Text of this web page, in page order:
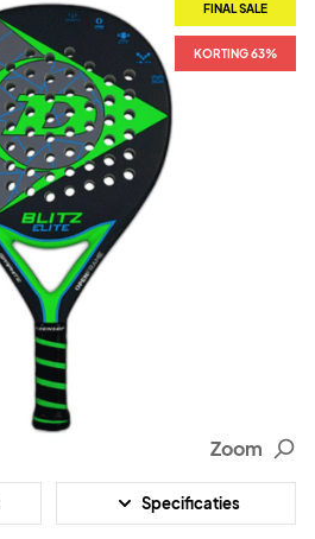
FINAL SALE
KORTING 63%
Zoom
Specificaties